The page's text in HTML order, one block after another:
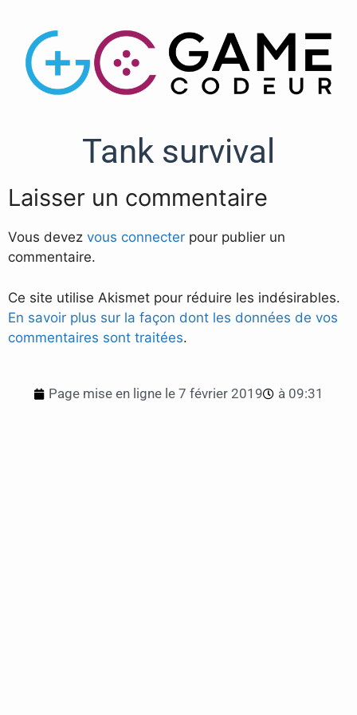
Tank survival
Laisser un commentaire
Vous devez vous connecter pour publier un
commentaire.
Ce site utilise Akismet pour réduire les indésirables.
En savoir plus sur la façon dont les données de vos
commentaires sont traitées.
Page mise en ligne le 7 février 2019 à 09:31